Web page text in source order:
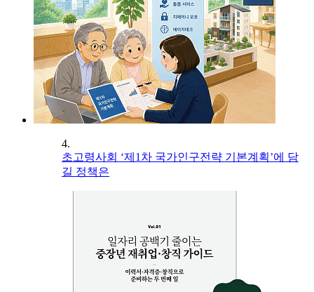
4.
초고령사회 ‘제1차 국가인구전략 기본계획’에 담
길 정책은